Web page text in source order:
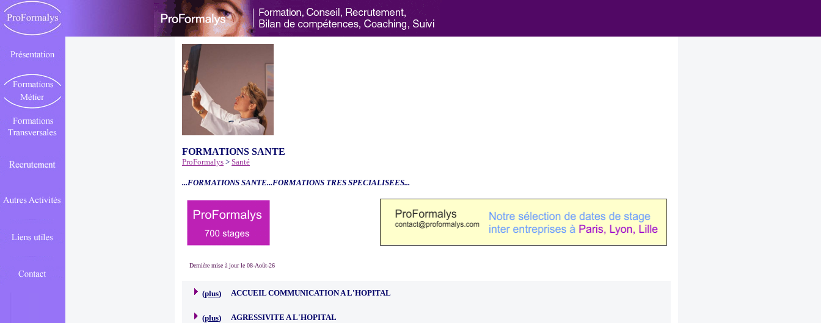
FORMATIONS SANTE
ProFormalys > Santé
...FORMATIONS SANTE...FORMATIONS TRES SPECIALISEES...
Dernière mise à jour le 08-Août-26
(plus) ACCUEIL COMMUNICATION A L'HOPITAL
(plus) AGRESSIVITE A L'HOPITAL